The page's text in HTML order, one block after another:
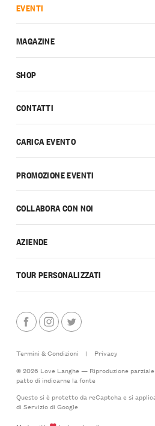
CONTATTI
CARICA EVENTO
PROMOZIONE EVENTI
COLLABORA CON NOI
AZIENDE
TOUR PERSONALIZZATI
EVENTI
MAGAZINE
SHOP
Termini & Condizioni |
Privacy
© 2026 Love Langhe — Riproduzione
patto di indicarne la fonte
Questo si è protetto da reCaptcha e si
di Serviziodi Google